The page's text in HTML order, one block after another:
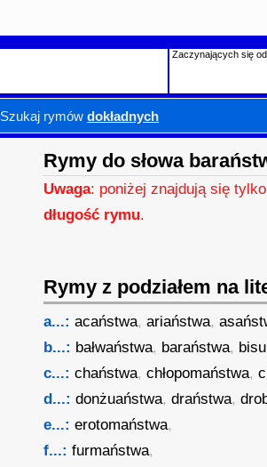
Zaczynających się od
Szukaj rymówdokładnych
Rymy do słowa
Uwaga: poniżej znajdują się
długość rymu.
Rymy z podziałem na
a...: acaństwa,ariaństwa,
b...: bałwaństwa, baraństwa,
c...: chaństwa,chłopomaństwa,
d...: donżuaństwa,draństwa,
e...: erotomaństwa,
f...: furmaństwa,